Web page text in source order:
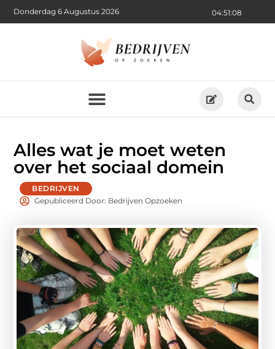
04:51:09
Donderdag 6 Augustus 2026
Alles wat je moet weten
over het sociaal domein
BEDRIJVEN
Gepubliceerd Door: Bedrijven Opzoeken